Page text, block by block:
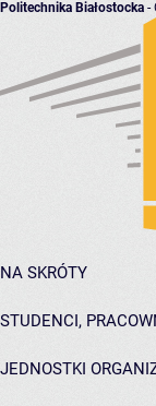
Politechnika Białostocka -
NA SKRÓTY
STUDENCI,
JEDNOSTKI